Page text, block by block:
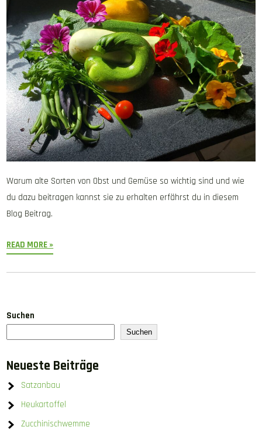
Warum alte Sorten von Obst und Gemüse so wichtig sind und wie
du dazu beitragen kannst sie zu erhalten erfährst du in diesem
Blog Beitrag.
READ MORE »
Suchen
Suchen
Neueste Beiträge
Satzanbau
Heukartoffel
Zucchinischwemme